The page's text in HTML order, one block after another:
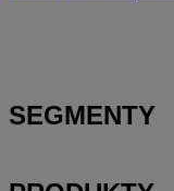
SEGMENTY